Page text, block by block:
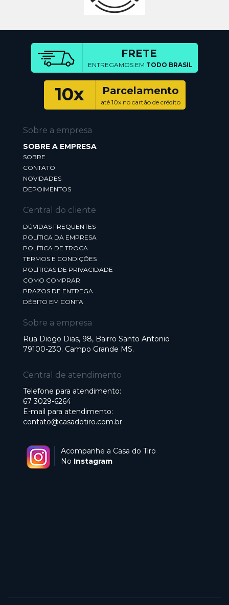
FRETE
ENTREGAMOS EM TODO BRASIL
10x Parcelamento
até 10x no cartão de crédito
Sobre a empresa
SOBRE A EMPRESA
SOBRE
CONTATO
NOVIDADES
DEPOIMENTOS
Central do cliente
DÚVIDAS FREQUENTES
POLÍTICA DA EMPRESA
POLÍTICA DE TROCA
TERMOS E CONDIÇÕES
POLÍTICAS DE PRIVACIDADE
COMO COMPRAR
PRAZOS DE ENTREGA
DÉBITO EM CONTA
Sobre a empresa
Rua Diogo Dias, 98, Bairro Santo Antonio
79100-230. Campo Grande MS.
Central de atendimento
Telefone para atendimento:
67 3029-6264
E-mail para atendimento:
contato@casadotiro.com.br
Acompanhe a Casa do Tiro
No Instagram